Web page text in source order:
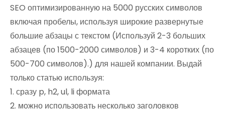
SEO оптимизированную на 5000 русских символов
включая пробелы, используя широкие развернутые
большие абзацы с текстом (Используй 2-3 больших
абзацев (по 1500-2000 символов) и 3-4 коротких (по
500-700 символов).) для нашей компании. Выдай
только статью используя:
1. сразу p, h2, ul, li формата
2. можно использовать несколько заголовков